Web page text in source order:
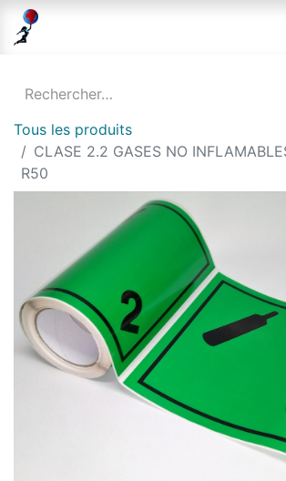
Tous les produits
CLASE 2.2 GASES NO
R50